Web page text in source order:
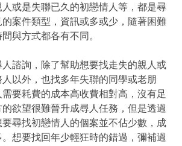
或是失聯已久的初戀情人等，都是尋
案件類型，資訊或多或少，隨著困難
與方式都各有不同。
諮詢，除了幫助想要找走失的親人或
以外，也找多年失聯的同學或老朋
要耗費的成本高收費相對高，沒有足
欲望很難晉升成尋人任務，但是透過
尋找初戀情人的個案並不佔少數，成
想要找回年少輕狂時的錯過，彌補過